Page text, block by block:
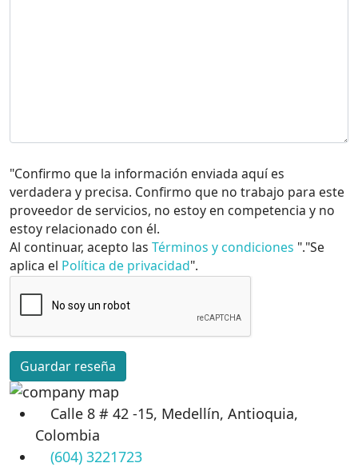
"Confirmo que la información enviada aquí es
verdadera y precisa. Confirmo que no trabajo para este
proveedor de servicios, no estoy en competencia y no
estoy relacionado con él.
Al continuar, acepto las Términos y condiciones "."Se
aplica el Política de privacidad".
Guardar reseña
Calle 8 # 42 -15, Medellín, Antioquia,
Colombia
(604) 3221723